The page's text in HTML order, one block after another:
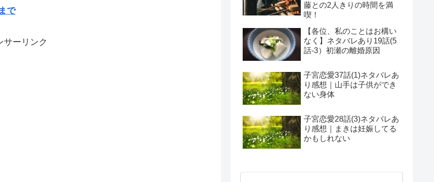
で
サーリンク
藤との2人きりの時間を満
喫！
【各位、私のことはお構い
なく】ネタバレあり19話(5
話-3）初瀬の離婚原因
子宮恋愛37話(1)ネタバレあ
り感想｜山手は子供ができ
ない身体
子宮恋愛28話(3)ネタバレあ
り感想｜まきは妊娠してる
かもしれない